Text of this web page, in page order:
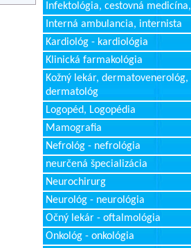
Infektológia, cestovná
Interná ambulancia, internista
Kardiológ - kardiológia
Klinická farmakológia
Kožný lekár, dermatovenerológ,
dermatológ
Logopéd, Logopédia
Mamografia
Nefrológ - nefrológia
neurčená špecializácia
Neurochirurg
Neurológ - neurológia
Očný lekár - oftalmológia
Onkológ - onkológia